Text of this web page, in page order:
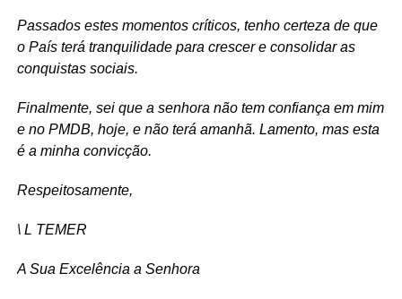
Passados estes momentos críticos, tenho certeza de que
o País terá tranquilidade para crescer e consolidar as
conquistas sociais.
Finalmente, sei que a senhora não tem confiança em mim
e no PMDB, hoje, e não terá amanhã. Lamento, mas esta
é a minha convicção.
Respeitosamente,
\ L TEMER
A Sua Excelência a Senhora